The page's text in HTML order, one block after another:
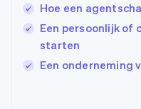
Hoe een
Een persoonlijk of
starten
Een onderneming
Italië
ItalianoEnglish
Japan
Kroatië